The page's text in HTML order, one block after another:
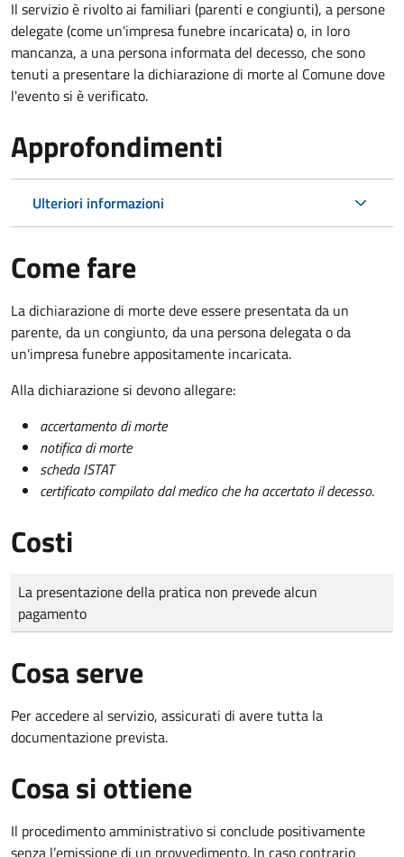
Il servizio è rivolto ai familiari (parenti e congiunti), a persone
delegate (come un'impresa funebre incaricata) o, in loro
mancanza, a una persona informata del decesso, che sono
tenuti a presentare la dichiarazione di morte al Comune dove
l'evento si è verificato.
Approfondimenti
Ulteriori informazioni
Come fare
La dichiarazione di morte deve essere presentata da un
parente, da un congiunto, da una persona delegata o da
un'impresa funebre appositamente incaricata.
Alla dichiarazione si devono allegare:
accertamento di morte
notifica di morte
scheda ISTAT
certificato compilato dal medico che ha accertato il decesso.
Costi
Tipo di pagamento
Importo
La presentazione della pratica non prevede alcun
pagamento
Cosa serve
Per accedere al servizio, assicurati di avere tutta la
documentazione prevista.
Cosa si ottiene
Il procedimento amministrativo si conclude positivamente
senza l’emissione di un provvedimento. In caso contrario